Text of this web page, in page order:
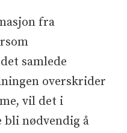
fra
samlede
overskrider
vil det i
bli nødvendig å